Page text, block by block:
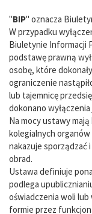
"BIP" oznacza
W przypadku
Biuletynie Informacji
podstawę prawną
osobę, które
ograniczenie
lub tajemnicę
dokonano wyłączenia
Na mocy ustawy
kolegialnych
nakazuje sporządzać
obrad.
Ustawa definiuje
podlega
oświadczenia woli
formie przez